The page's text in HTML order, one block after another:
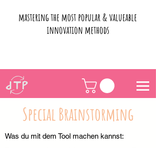
mastering the most popular & valueable
innovation methods
Special Brainstorming
Was du mit dem Tool machen kannst: